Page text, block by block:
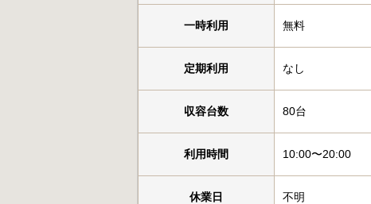
一時利用 無料
定期利用 なし
収容台数 80台
利用時間 10:00〜20:00
休業日 不明